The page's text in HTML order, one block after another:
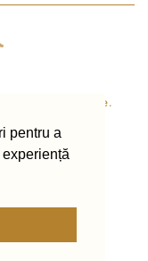
rezervate.
pentru a